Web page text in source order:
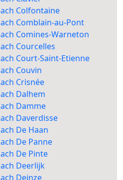
Colfontaine
Comblain-au-Pont
Comines-Warneton
Courcelles
Court-Saint-Etienne
Couvin
Crisnée
Dalhem
Damme
Daverdisse
De Haan
De Panne
De Pinte
Deerlijk
Deinze